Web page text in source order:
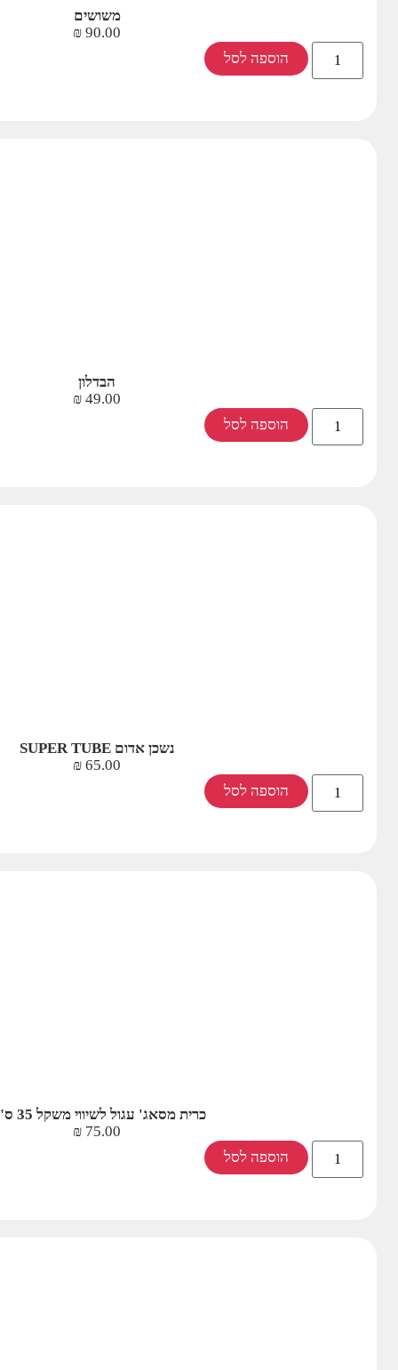
משושים
90.00
₪
הוספה לסל
הבדלון
49.00
₪
הוספה לסל
נשכן אדום SUPER TUBE
65.00
₪
הוספה לסל
כרית מסאג' עגול לשיווי משקל 35 ס"מ
75.00
₪
הוספה לסל